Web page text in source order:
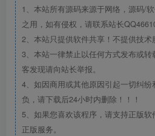
1、本站所有源码来源于网络，源码/
之用，如有侵权，请联系站长
2、本站只提供软件共享！不提供技术
3、本站一律禁止以任何方式发布或
客发现请向站长举报。
4、如因商用或其他原因引起一切纠
负，请下载后24小时内删除！！！
5、如果您喜欢该程序，请支持正版
正版服务。